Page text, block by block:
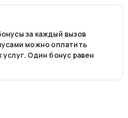
за каждый вызов
можно оплатить
Один бонус равен